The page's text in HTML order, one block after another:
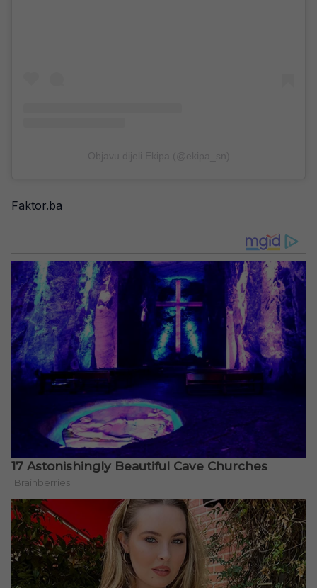
Faktor.ba